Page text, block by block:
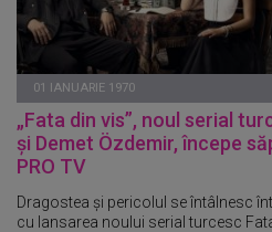
01 IANUARIE 1970
„Fata din vis”, noul serial
și Demet Özdemir, începe
PRO TV
Dragostea și pericolul se întâlnesc
cu lansarea noului serial turcesc Fata